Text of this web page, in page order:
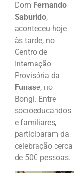
Dom Fernando
Saburido,
aconteceu hoje
às tarde, no
Centro de
Internação
Provisória da
Funase, no
Bongi. Entre
socioeducandos
e familiares,
participaram da
celebração cerca
de 500 pessoas.